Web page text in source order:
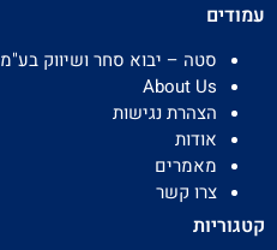
עמודים
סטה – יבוא סחר ושיווק בע"מ
About Us
הצהרת נגישות
אודות
מאמרים
צרו קשר
קטגוריות